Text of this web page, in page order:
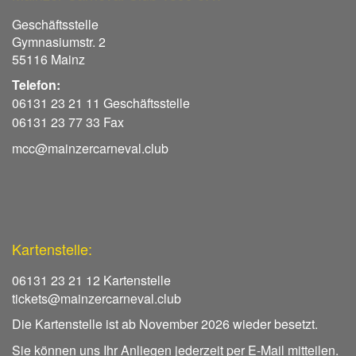
Geschäftsstelle
Gymnasiumstr. 2
55116 Mainz
Telefon:
06131 23 21 11 Geschäftsstelle
06131 23 77 33 Fax
mcc@mainzercarneval.club
Kartenstelle:
06131 23 21 12 Kartenstelle
tickets@mainzercarneval.club
Die Kartenstelle ist ab November 2026 wieder besetzt.
Sie können uns Ihr Anliegen jederzeit per E-Mail mitteilen.